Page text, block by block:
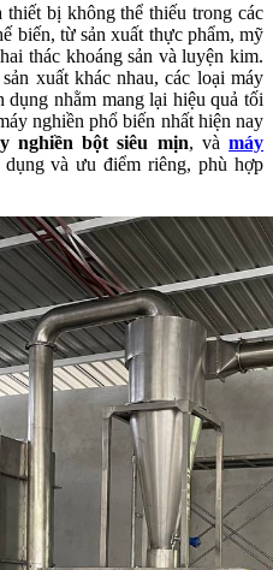
bị không thể thiếu trong các
biến, từ sản xuất thực phẩm, mỹ
thác khoáng sản và luyện kim.
xuất khác nhau, các loại máy
nhằm mang lại hiệu quả tối
nghiền phổ biến nhất hiện nay
nghiền bột siêu mịn, vàmáy
và ưu điểm riêng, phù hợp